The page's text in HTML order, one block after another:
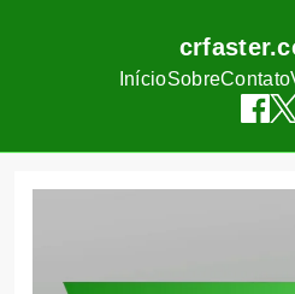
InícioSobreContato